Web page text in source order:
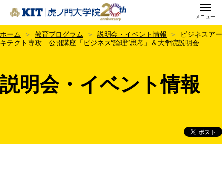
KIT虎ノ門大学院
メニュー
ホーム 教育プログラム 説明会・イベント情報
ビジネスアー
キテクト専攻 公開講座「ビジネス“論理”思考」＆大学院説明会
説明会・イベント情報